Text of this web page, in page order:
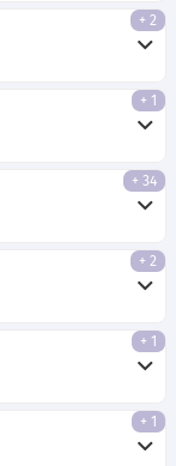
+ 2
+ 1
+ 34
+ 2
+ 1
+ 1